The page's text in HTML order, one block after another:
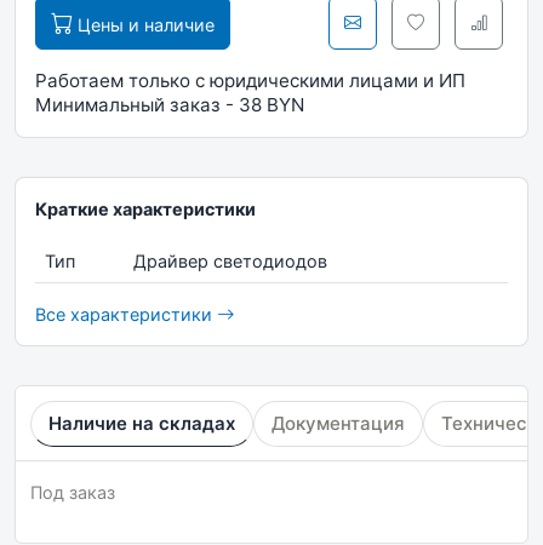
Цены и наличие
Работаем только с юридическими лицами и ИП
Минимальный заказ - 38 BYN
Краткие характеристики
Тип Драйвер светодиодов
Все характеристики
Наличие на складах Документация
Под заказ